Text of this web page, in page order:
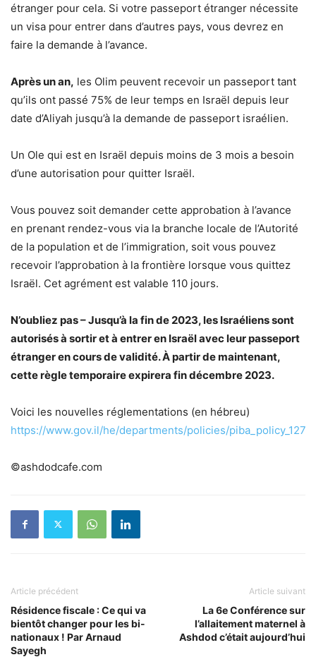
étranger pour cela. Si votre passeport étranger nécessite
un visa pour entrer dans d’autres pays, vous devrez en
faire la demande à l’avance.
Après un an, les Olim peuvent recevoir un passeport tant
qu’ils ont passé 75% de leur temps en Israël depuis leur
date d’Aliyah jusqu’à la demande de passeport israélien.
Un Ole qui est en Israël depuis moins de 3 mois a besoin
d’une autorisation pour quitter Israël.
Vous pouvez soit demander cette approbation à l’avance
en prenant rendez-vous via la branche locale de l’Autorité
de la population et de l’immigration, soit vous pouvez
recevoir l’approbation à la frontière lorsque vous quittez
Israël. Cet agrément est valable 110 jours.
N’oubliez pas – Jusqu’à la fin de 2023, les Israéliens sont
autorisés à sortir et à entrer en Israël avec leur passeport
étranger en cours de validité. À partir de maintenant,
cette règle temporaire expirera fin décembre 2023.
Voici les nouvelles réglementations (en hébreu) ​​
https://www.gov.il/he/departments/policies/piba_policy_127
©ashdodcafe.com
Article précédent
Résidence fiscale : Ce qui va
bientôt changer pour les bi-
nationaux ! Par Arnaud
Sayegh
Article suivant
La 6e Conférence sur
l’allaitement maternel à
Ashdod c’était aujourd’hui